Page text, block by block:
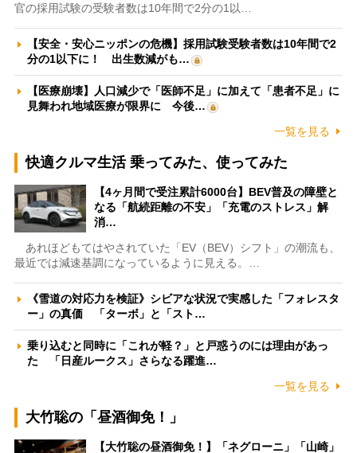
官の採用試験の受験者数は10年間で2分の1以…
【安全・安心ニッポンの危機】採用試験受験者数は10年間で2
分の1以下に！ 出生数減がも…
【医療崩壊】人口減少で「医師不足」に加えて「患者不足」に
見舞われ地域医療が限界に 今後…
一覧を見る
快適クルマ生活 乗ってみた、使ってみた
【4ヶ月間で受注累計6000台】BEV普及の障壁と
なる「航続距離の不安」「充電のストレス」解
消…
あれほどもてはやされていた「EV（BEV）シフト」の潮流も、
最近では減速基調になっているように見える。…
《雪道の対応力を検証》シビアな状況で実感した「フォレスタ
ー」の真価 「ターボ」と「スト…
乗り込むと同時に「これが軽？」と戸惑うのには理由があっ
た 「日産ルークス」さらなる躍進…
一覧を見る
大竹聡の「昼酒御免！」
【大竹聡の昼酒御免！】「ネグローニ」「山崎」